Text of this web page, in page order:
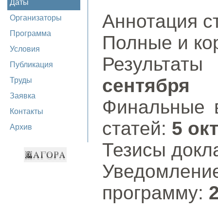
Даты
Организаторы
Программа
Условия
Публикация
Труды
Заявка
Контакты
Архив
Аннотация
Полные и
сентября
Финальные
статей: 5
Тезисы
программу: